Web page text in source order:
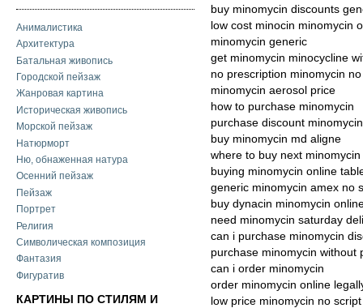
Анималистика
Архитектура
Батальная живопись
Городской пейзаж
Жанровая картина
Историческая живопись
Морской пейзаж
Натюрморт
Ню, обнаженная натура
Осенний пейзаж
Пейзаж
Портрет
Религия
Символическая композиция
Фантазия
Фигуратив
КАРТИНЫ ПО СТИЛЯМ И
buy minomycin discounts
low cost minocin minomycin
minomycin generic
get minomycin minocycline
no prescription minomycin
minomycin aerosol price
how to purchase minomycin
purchase discount
buy minomycin md aligne
where to buy next minomycin
buying minomycin online
generic minomycin amex no
buy dynacin minomycin
need minomycin saturday
can i purchase minomycin
purchase minomycin without
can i order minomycin
order minomycin online
low price minomycin no script